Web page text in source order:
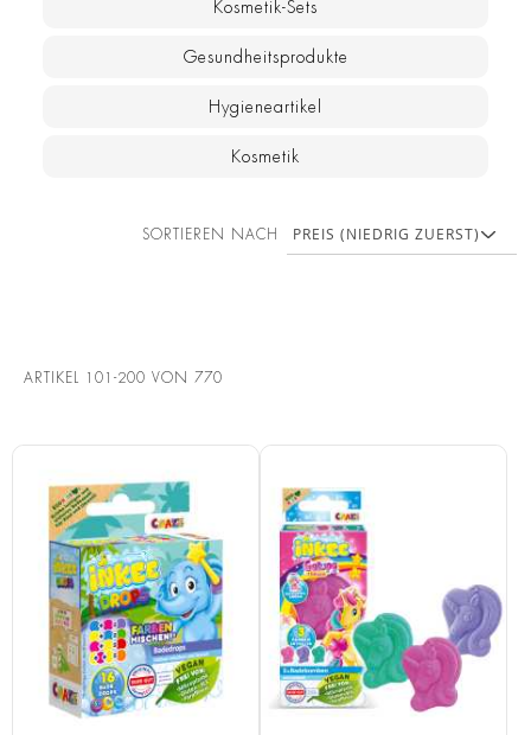
Kosmetik-Sets
Gesundheitsprodukte
Hygieneartikel
Kosmetik
ARTIKEL 101 -200 VON 770
SORTIEREN NACH